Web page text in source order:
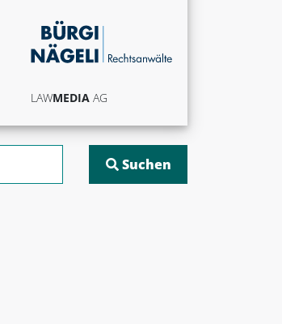
LAWMEDIA AG